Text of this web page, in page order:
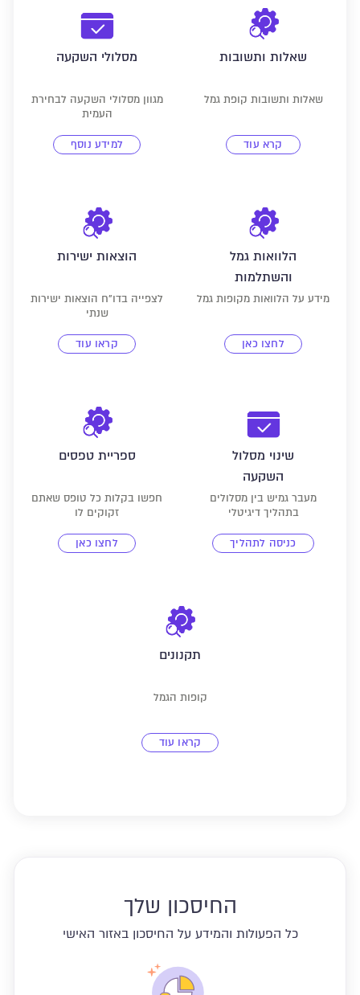
שאלות ותשובות
שאלות ותשובות קופת גמל
קרא עוד
מסלולי השקעה
מגוון מסלולי השקעה לבחירת
העמית
למידע נוסף
הלוואות גמל
והשתלמות
מידע על הלוואות מקופות גמל
לחצו כאן
הוצאות ישירות
לצפייה בדו"ח הוצאות ישירות
שנתי
קראו עוד
שינוי מסלול
השקעה
מעבר גמיש בין מסלולים
בתהליך דיגיטלי
כניסה לתהליך
ספריית טפסים
חפשו בקלות כל טופס שאתם
זקוקים לו
לחצו כאן
תקנונים
קופות הגמל
קראו עוד
החיסכון שלך
כל הפעולות והמידע על החיסכון באזור האישי